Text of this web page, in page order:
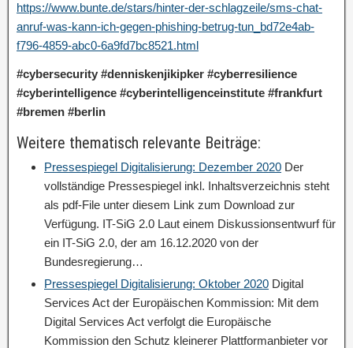
https://www.bunte.de/stars/hinter-der-schlagzeile/sms-chat-
anruf-was-kann-ich-gegen-phishing-betrug-tun_bd72e4ab-
f796-4859-abc0-6a9fd7bc8521.html
#cybersecurity #denniskenjikipker #cyberresilience
#cyberintelligence #cyberintelligenceinstitute #frankfurt
#bremen #berlin
Weitere thematisch relevante Beiträge:
Pressespiegel Digitalisierung: Dezember 2020 Der
vollständige Pressespiegel inkl. Inhaltsverzeichnis steht
als pdf-File unter diesem Link zum Download zur
Verfügung. IT-SiG 2.0 Laut einem Diskussionsentwurf für
ein IT-SiG 2.0, der am 16.12.2020 von der
Bundesregierung…
Pressespiegel Digitalisierung: Oktober 2020 Digital
Services Act der Europäischen Kommission: Mit dem
Digital Services Act verfolgt die Europäische
Kommission den Schutz kleinerer Plattformanbieter vor